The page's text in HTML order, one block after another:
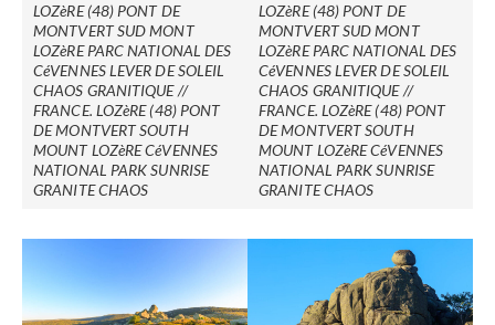
LOZèRE (48) PONT DE
MONTVERT SUD MONT
LOZèRE PARC NATIONAL DES
CéVENNES LEVER DE SOLEIL
CHAOS GRANITIQUE //
FRANCE. LOZèRE (48) PONT
DE MONTVERT SOUTH
MOUNT LOZèRE CéVENNES
NATIONAL PARK SUNRISE
GRANITE CHAOS
LOZèRE (48) PONT DE
MONTVERT SUD MONT
LOZèRE PARC NATIONAL DES
CéVENNES LEVER DE SOLEIL
CHAOS GRANITIQUE //
FRANCE. LOZèRE (48) PONT
DE MONTVERT SOUTH
MOUNT LOZèRE CéVENNES
NATIONAL PARK SUNRISE
GRANITE CHAOS